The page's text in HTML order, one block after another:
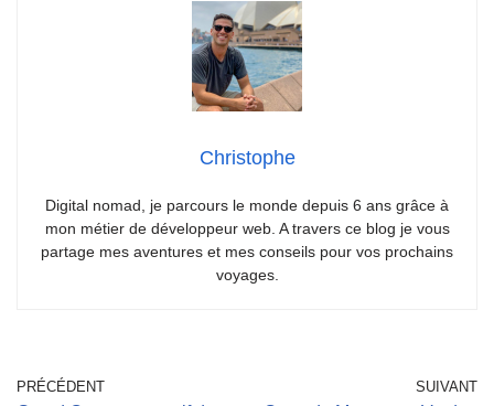
Christophe
Digital nomad, je parcours le monde depuis 6 ans grâce à
mon métier de développeur web. A travers ce blog je vous
partage mes aventures et mes conseils pour vos prochains
voyages.
PRÉCÉDENT SUIVANT